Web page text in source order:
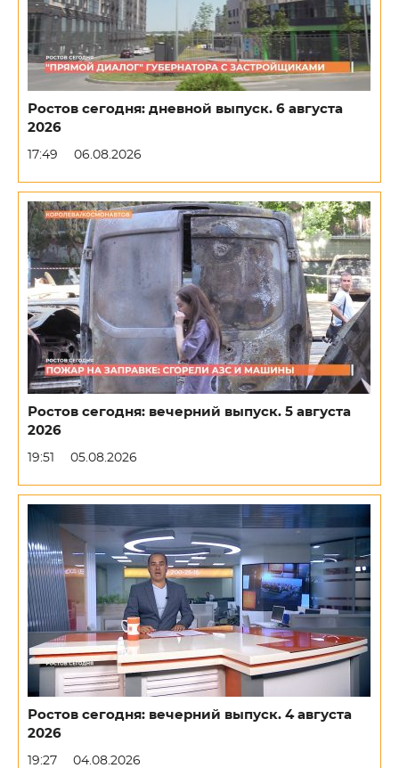
Ростов сегодня: дневной выпуск. 6 августа
2026
17:49 06.08.2026
Ростов сегодня: вечерний выпуск. 5 августа
2026
19:51 05.08.2026
Ростов сегодня: вечерний выпуск. 4 августа
2026
19:27 04.08.2026